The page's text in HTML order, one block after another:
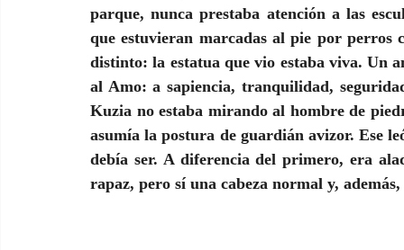
parque, nunca prestaba atención a las
que estuvieran marcadas al pie por perros
distinto: la estatua que vio estaba viva. Un
al Amo: a sapiencia, tranquilidad,
Kuzia no estaba mirando al hombre de
asumía la postura de guardián avizor. Ese
debía ser. A diferencia del primero, era
rapaz, pero sí una cabeza normal y,